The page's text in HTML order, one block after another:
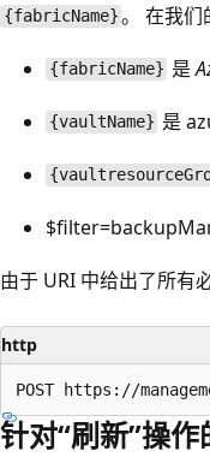
{fabricName} 。 在我们
{fabricName} 是
{vaultName} 是
由于 URI 中给出了所有
http
针对“刷新”操作